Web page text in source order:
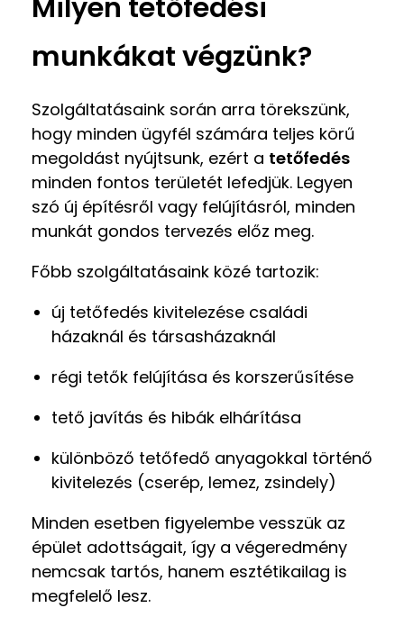
Milyen tetőfedési
munkákat végzünk?
Szolgáltatásaink során arra törekszünk,
hogy minden ügyfél számára teljes körű
megoldást nyújtsunk, ezért a tetőfedés
minden fontos területét lefedjük. Legyen
szó új építésről vagy felújításról, minden
munkát gondos tervezés előz meg.
Főbb szolgáltatásaink közé tartozik:
új tetőfedés kivitelezése családi
házaknál és társasházaknál
régi tetők felújítása és korszerűsítése
tető javítás és hibák elhárítása
különböző tetőfedő anyagokkal történő
kivitelezés (cserép, lemez, zsindely)
Minden esetben figyelembe vesszük az
épület adottságait, így a végeredmény
nemcsak tartós, hanem esztétikailag is
megfelelő lesz.